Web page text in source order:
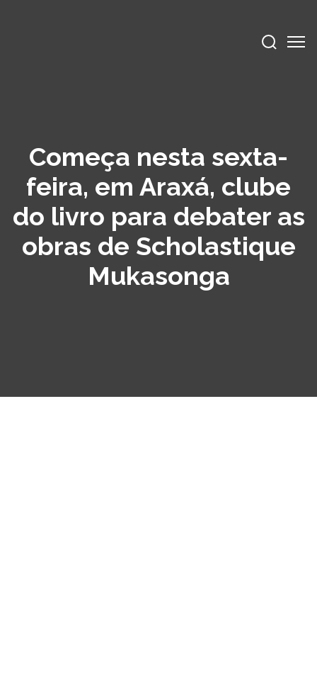
Começa nesta sexta-
feira, em Araxá, clube
do livro para debater as
obras de Scholastique
Mukasonga